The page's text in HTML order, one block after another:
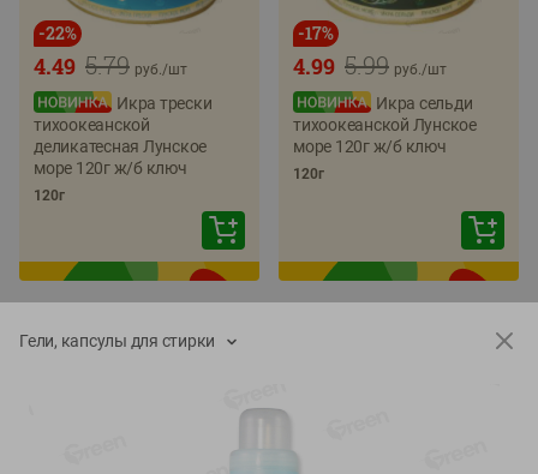
-22%
5.79
4.49 руб./шт
Икра трески
тихоокеанской
деликатесная Лунское
море 120г ж/б ключ
120г
-17%
5.99
4.99 руб./шт
Икра сельди
тихоокеанской Лунское
море 120г ж/б ключ
120г
Гели, капсулы для стирки